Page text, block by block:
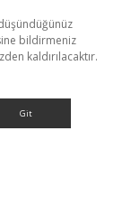
bildirmeniz
kaldırılacaktır.